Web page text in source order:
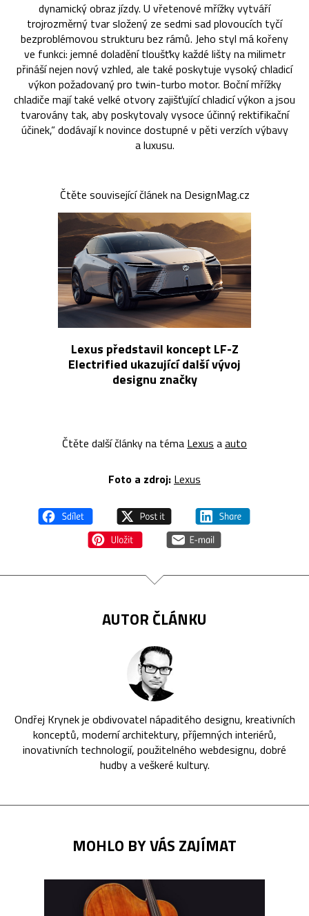
dynamický obraz jízdy. U vřetenové mřížky vytváří
trojrozměrný tvar složený ze sedmi sad plovoucích tyčí
bezproblémovou strukturu bez rámů. Jeho styl má kořeny
ve funkci: jemné doladění tloušťky každé lišty na milimetr
přináší nejen nový vzhled, ale také poskytuje vysoký chladicí
výkon požadovaný pro twin-turbo motor. Boční mřížky
chladiče mají také velké otvory zajišťující chladicí výkon a jsou
tvarovány tak, aby poskytovaly vysoce účinný rektifikační
účinek,“ dodávají k novince dostupné v pěti verzích výbavy
a luxusu.
Čtěte související článek na DesignMag.cz
Lexus představil koncept LF-Z
Electrified ukazující další vývoj
designu značky
Čtěte další články na téma Lexus aauto
Foto a zdroj: Lexus
AUTOR ČLÁNKU
Ondřej Krynek je obdivovatel nápaditého designu, kreativních
konceptů, moderní architektury, příjemných interiérů,
inovativních technologií, použitelného webdesignu, dobré
hudby a veškeré kultury.
MOHLO BY VÁS ZAJÍMAT